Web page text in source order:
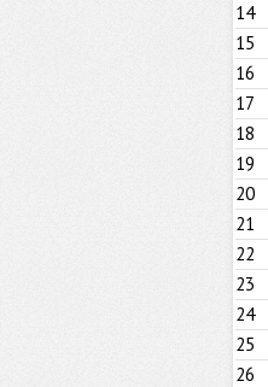
14
15
16
17
18
19
20
21
22
23
24
25
26